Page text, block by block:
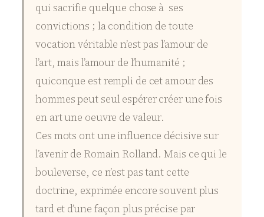
qui sacrifie quelque chose à ses
convictions ; la condition de toute
vocation véritable n’est pas l’amour de
l’art, mais l’amour de l’humanité ;
quiconque est rempli de cet amour des
hommes peut seul espérer créer une fois
en art une oeuvre de valeur.
Ces mots ont une influence décisive sur
l’avenir de Romain Rolland. Mais ce qui le
bouleverse, ce n’est pas tant cette
doctrine, exprimée encore souvent plus
tard et d’une façon plus précise par